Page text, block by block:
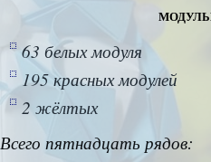
63 белых модуля
195 красных модулей
2 жёлтых
Всего пятнадцать рядов: